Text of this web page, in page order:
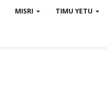
MISRI TIMU YETU